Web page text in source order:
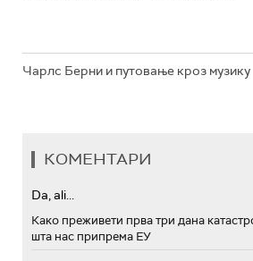
Чарлс Берни и путовање кроз музику
КОМЕНТАРИ
Da, ali...
Како преживети прва три дана
шта нас припрема ЕУ